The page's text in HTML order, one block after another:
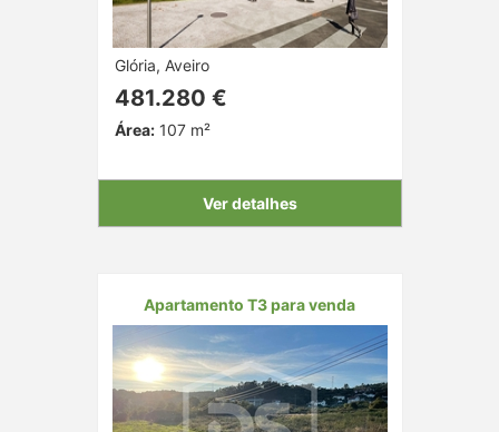
Glória, Aveiro
481.280 €
Área:107 m²
Ver detalhes
Apartamento T3 para venda